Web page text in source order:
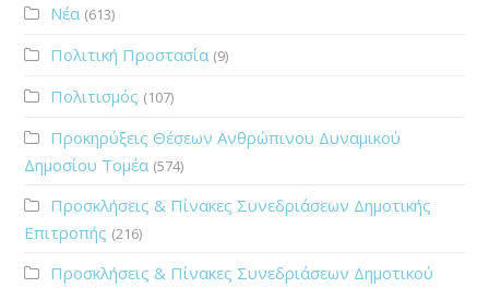
Νέα (613)
Πολιτική Προστασία (9)
Πολιτισμός (107)
Προκηρύξεις Θέσεων Ανθρώπινου Δυναμικού
Δημοσίου Τομέα (574)
Προσκλήσεις & Πίνακες Συνεδριάσεων Δημοτικής
Επιτροπής (216)
Προσκλήσεις & Πίνακες Συνεδριάσεων Δημοτικού